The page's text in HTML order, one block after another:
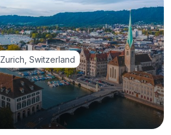
Zurich, Switzerland